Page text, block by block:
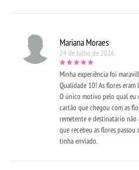
Mariana Moraes
24 de Julho de 2026
Minha experiência foi
Qualidade 10! As flores
O único motivo pelo qual eu
cartão que chegou com as
remetente e destinatário não
que recebeu as flores
tinha enviado.